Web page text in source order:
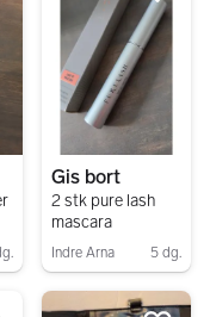
Gis bort
2 stk pure lash
mascara
Indre Arna 5 dg.